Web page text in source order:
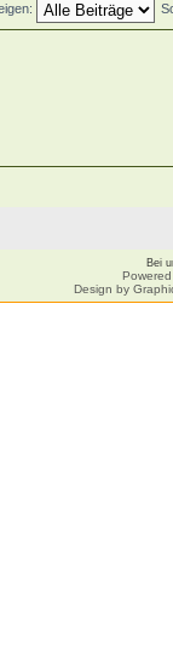
Bei
Design by